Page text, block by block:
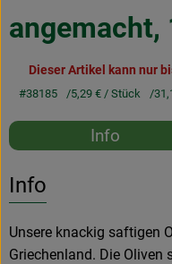
Infos
Geschäftskunden
angemacht,
Dieser Artikel kann nur
#38185 5,29 € / Stück
Info
Info
Unsere knackig saftigen
Griechenland. Die Oliven